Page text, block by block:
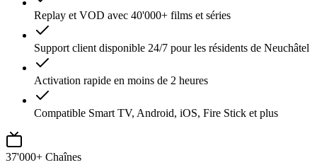
Replay et VOD avec 40'000+ films et séries
Support client disponible 24/7 pour les résidents de Neuchâtel
Activation rapide en moins de 2 heures
Compatible Smart TV, Android, iOS, Fire Stick et plus
37'000+ Chaînes